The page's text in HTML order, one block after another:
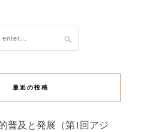
最近の投稿
普及と発展（第1回アジ